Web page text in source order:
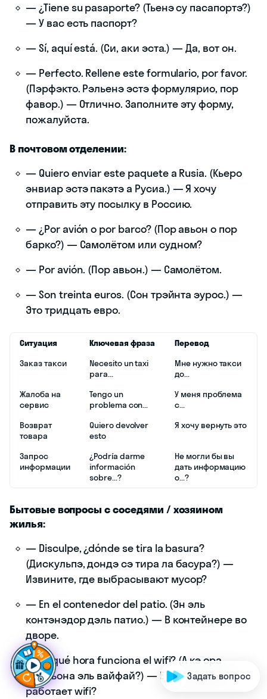
— ¿Tiene su pasaporte? (Тьенэ су пасапортэ?)
— У вас есть паспорт?
— Sí, aquí está. (Си, аки эста.) — Да, вот он.
— Perfecto. Rellene este formulario, por favor.
(Пэрфэкто. Рэльенэ эстэ формулярио, пор
фавор.) — Отлично. Заполните эту форму,
пожалуйста.
В почтовом отделении:
— Quiero enviar este paquete a Rusia. (Кьеро
энвиар эстэ пакэтэ а Русиа.) — Я хочу
отправить эту посылку в Россию.
— ¿Por avión o por barco? (Пор авьон о пор
барко?) — Самолётом или судном?
— Por avión. (Пор авьон.) — Самолётом.
— Son treinta euros. (Сон трэйнта эурос.) —
Это тридцать евро.
Ситуация Ключевая фраза
Перевод
Заказ такси
Necesito un taxi
para...
Мне нужно такси
до...
Жалоба на
сервис
Tengo un
problema con...
У меня проблема
с...
Возврат
товара
Quiero devolver
esto
Я хочу вернуть это
Запрос
информации
¿Podría darme
información
sobre...?
Не могли бы вы
дать информацию
о...?
Бытовые вопросы с соседями / хозяином
жилья:
— Disculpe, ¿dónde se tira la basura?
(Дискульпэ, дондэ сэ тира ла басура?) —
Извините, где выбрасывают мусор?
— En el contenedor del patio. (Эн эль
контэнэдор дэль патио.) — В контейнере во
дворе.
— ¿A qué hora funciona el wifi? (А кэ ора
фунсьона эль вайфай?) — В какое время
работает wifi?
Задать вопрос